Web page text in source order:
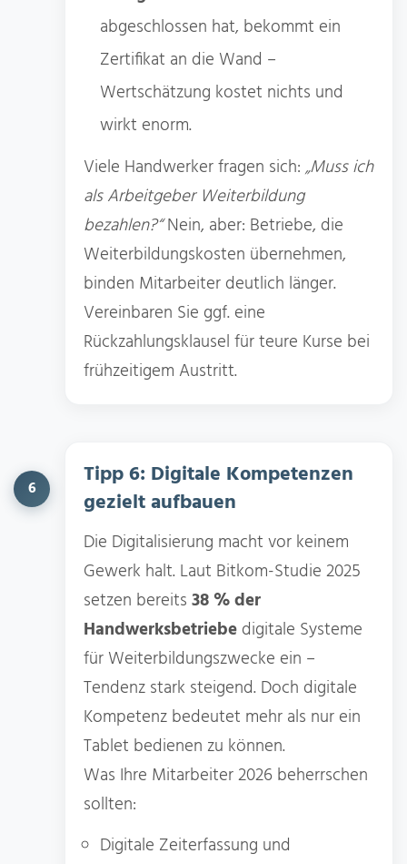
abgeschlossen hat, bekommt ein
Zertifikat an die Wand –
Wertschätzung kostet nichts und
wirkt enorm.
Viele Handwerker fragen sich: „Muss ich
als Arbeitgeber Weiterbildung
bezahlen?“Nein, aber: Betriebe, die
Weiterbildungskosten übernehmen,
binden Mitarbeiter deutlich länger.
Vereinbaren Sie ggf. eine
Rückzahlungsklausel für teure Kurse bei
frühzeitigem Austritt.
6
Tipp 6: Digitale Kompetenzen
gezielt aufbauen
Die Digitalisierung macht vor keinem
Gewerk halt. Laut Bitkom-Studie 2025
setzen bereits 38 % der
Handwerksbetriebe digitale Systeme
für Weiterbildungszwecke ein –
Tendenz stark steigend. Doch digitale
Kompetenz bedeutet mehr als nur ein
Tablet bedienen zu können.
Was Ihre Mitarbeiter 2026 beherrschen
sollten:
Digitale Zeiterfassung und